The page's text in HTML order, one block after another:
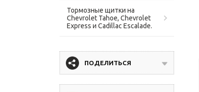
Тормозные щитки на
Chevrolet Tahoe, Chevrolet
Express и Cadillac Escalade.
ПОДЕЛИТЬСЯ